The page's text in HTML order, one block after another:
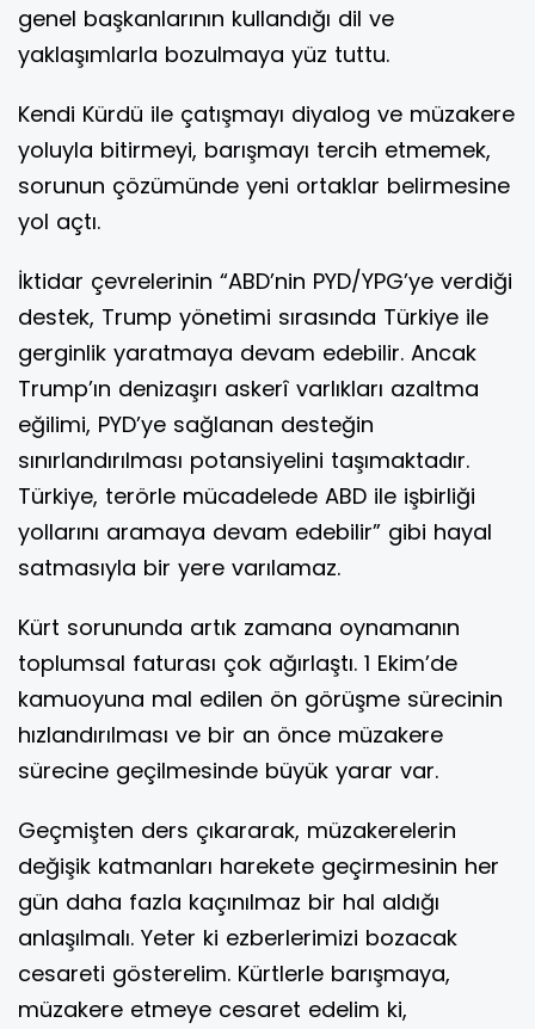
genel başkanlarının kullandığı dil ve
yaklaşımlarla bozulmaya yüz tuttu.
Kendi Kürdü ile çatışmayı diyalog ve müzakere
yoluyla bitirmeyi, barışmayı tercih etmemek,
sorunun çözümünde yeni ortaklar belirmesine
yol açtı.
İktidar çevrelerinin “ABD’nin PYD/YPG’ye verdiği
destek, Trump yönetimi sırasında Türkiye ile
gerginlik yaratmaya devam edebilir. Ancak
Trump’ın denizaşırı askerî varlıkları azaltma
eğilimi, PYD’ye sağlanan desteğin
sınırlandırılması potansiyelini taşımaktadır.
Türkiye, terörle mücadelede ABD ile işbirliği
yollarını aramaya devam edebilir” gibi hayal
satmasıyla bir yere varılamaz.
Kürt sorununda artık zamana oynamanın
toplumsal faturası çok ağırlaştı. 1 Ekim’de
kamuoyuna mal edilen ön görüşme sürecinin
hızlandırılması ve bir an önce müzakere
sürecine geçilmesinde büyük yarar var.
Geçmişten ders çıkararak, müzakerelerin
değişik katmanları harekete geçirmesinin her
gün daha fazla kaçınılmaz bir hal aldığı
anlaşılmalı. Yeter ki ezberlerimizi bozacak
cesareti gösterelim. Kürtlerle barışmaya,
müzakere etmeye cesaret edelim ki,